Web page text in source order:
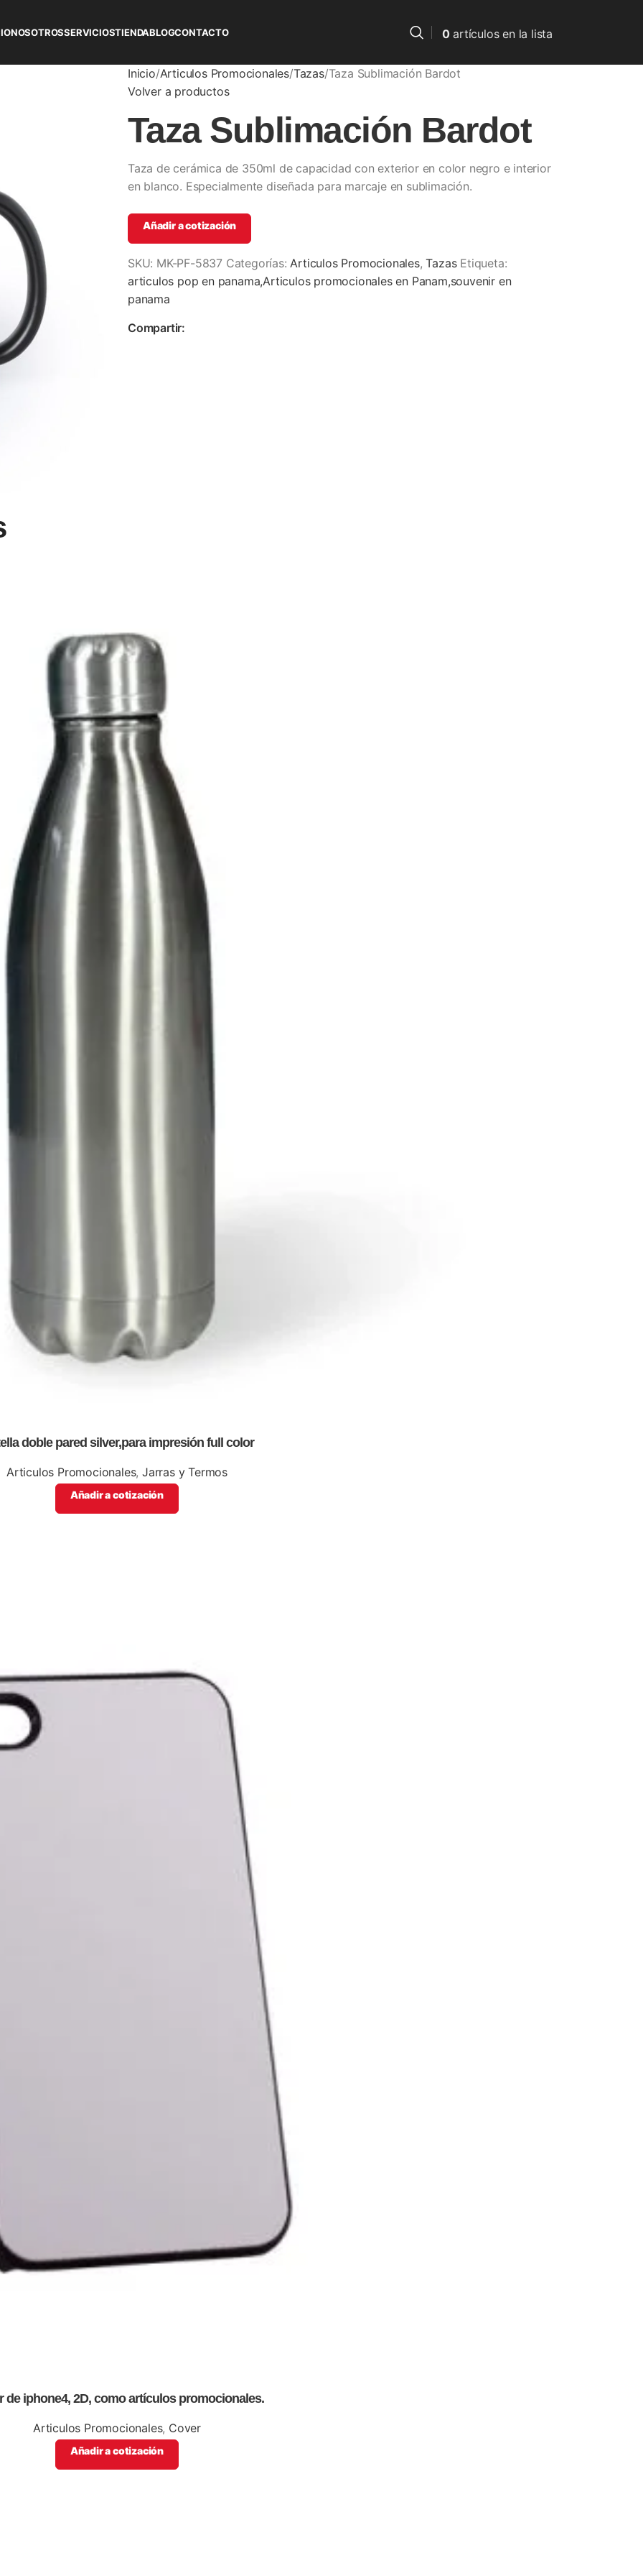
NOSOTROSSERVICIOSTIENDABLOGCONTACTO 0artículosen la lista
Inicio Articulos Promocionales Tazas Taza Sublimación Bardot
Volver a productos
Taza Sublimación Bardot
Taza de cerámica de 350ml de capacidad con exterior en color negro e interior
en blanco. Especialmente diseñada para marcaje en sublimación.
Añadir a cotización
SKU: MK-PF-5837 Categorías: Articulos Promocionales, Tazas Etiqueta:
articulos pop en panama,Articulos promocionales en Panam,souvenir en
panama
Compartir:
doble pared silver,para impresión full color
Articulos Promocionales, Jarras y Termos
Añadir a cotización
de iphone4, 2D, como artículos promocionales.
Articulos Promocionales, Cover
Añadir a cotización